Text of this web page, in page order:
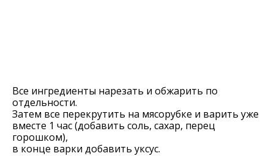
Все ингредиенты нарезать и обжарить по
отдельности.
Затем все перекрутить на мясорубке и варить уже
вместе 1 час (добавить соль, сахар, перец
горошком),
в конце варки добавить уксус.